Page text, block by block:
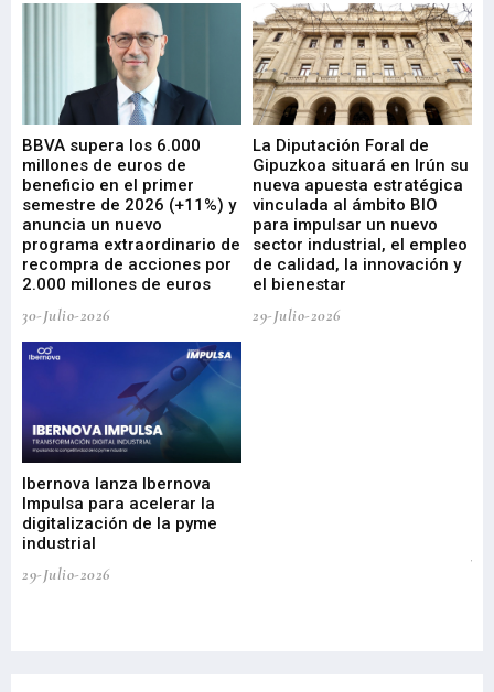
BBVA supera los 6.000
millones de euros de
beneficio en el primer
semestre de 2026 (+11%) y
anuncia un nuevo
programa extraordinario de
recompra de acciones por
2.000 millones de euros
30-Julio-2026
La Diputación Foral de
Gipuzkoa situará en Irún su
nueva apuesta estratégica
vinculada al ámbito BIO
para impulsar un nuevo
sector industrial, el empleo
de calidad, la innovación y
el bienestar
29-Julio-2026
Ibernova lanza Ibernova
Impulsa para acelerar la
digitalización de la pyme
industrial
29-Julio-2026